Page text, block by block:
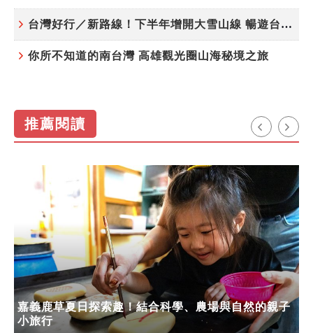
台灣好行／新路線！下半年增開大雪山線 暢遊台中更便利
你所不知道的南台灣 高雄觀光圈山海秘境之旅
推薦閱讀
嘉義鹿草夏日探索趣！結合科學、農場與自然的親子
小旅行